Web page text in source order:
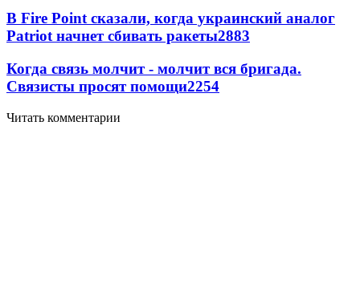
В Fire Point сказали, когда украинский аналог
Patriot начнет сбивать ракеты2883
Когда связь молчит - молчит вся бригада.
Связисты просят помощи2254
Читать комментарии